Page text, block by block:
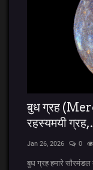
बुध ग्रह
रहस्यमयी
Jan 26, 2026 0
बुध ग्रह हमारे